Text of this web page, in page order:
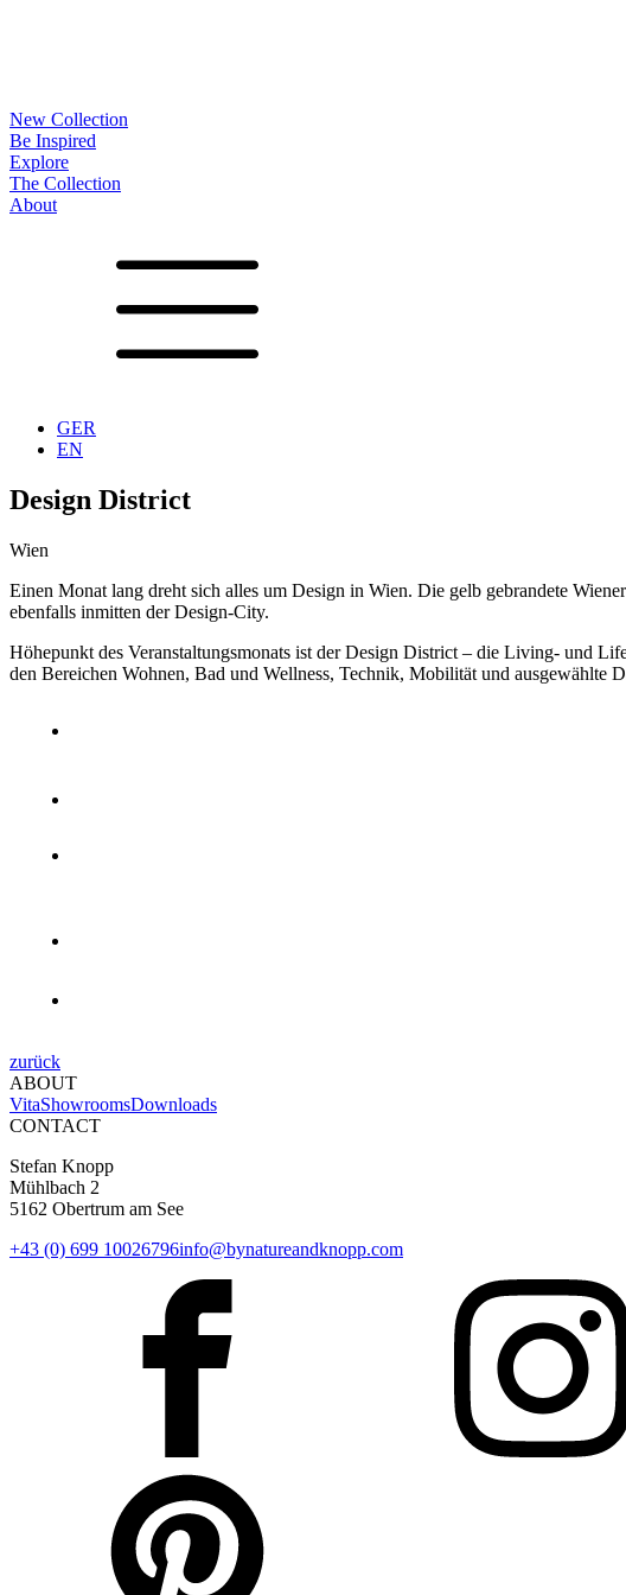
New Collection
Be Inspired
Explore
The Collection
About
OberflächenGestelleOptionen
ShowroomsKontaktDownloads
GER
EN
Design District
Wien
Einen Monat lang dreht sich alles um Design in Wien. Die gelb gebrandete
ebenfalls inmitten der Design-City.
Höhepunkt des Veranstaltungsmonats ist der Design District – die Living- und
den Bereichen Wohnen, Bad und Wellness, Technik, Mobilität und ausgewählte
zurück
ABOUT
VitaShowroomsDownloads
CONTACT
Stefan Knopp
Mühlbach 2
5162 Obertrum am See
+43 (0) 699 10026796info@bynatureandknopp.com